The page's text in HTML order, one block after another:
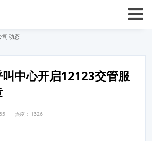
司动态
中心开启12123交管服
热度： 1326